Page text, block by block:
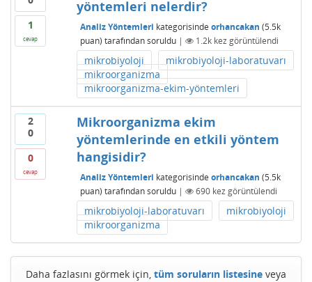
1
cevap
yöntemleri nelerdir?
Analiz Yöntemleri kategorisinde orhancakan (5.5k
puan) tarafından soruldu | 1.2kkez görüntülendi
mikrobiyoloji
mikrobiyoloji-laboratuvarı
mikroorganizma
mikroorganizma-ekim-yöntemleri
2
0
0
cevap
Mikroorganizma ekim
yöntemlerinde en etkili yöntem
hangisidir?
Analiz Yöntemleri kategorisinde orhancakan (5.5k
puan) tarafından soruldu | 690kez görüntülendi
mikrobiyoloji-laboratuvarı
mikrobiyoloji
mikroorganizma
Daha fazlasını görmek için, tüm soruların listesine veya